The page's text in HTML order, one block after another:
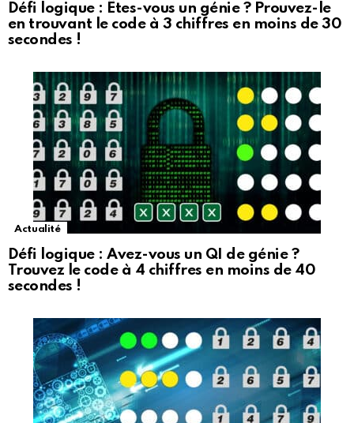
Défi logique : Êtes-vous un génie ? Prouvez-le
en trouvant le code à 3 chiffres en moins de 30
secondes !
Actualité
Défi logique : Avez-vous un QI de génie ?
Trouvez le code à 4 chiffres en moins de 40
secondes !